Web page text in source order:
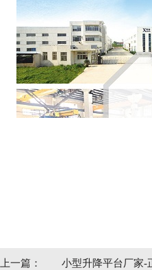
上一篇： 小型升降平台厂家-